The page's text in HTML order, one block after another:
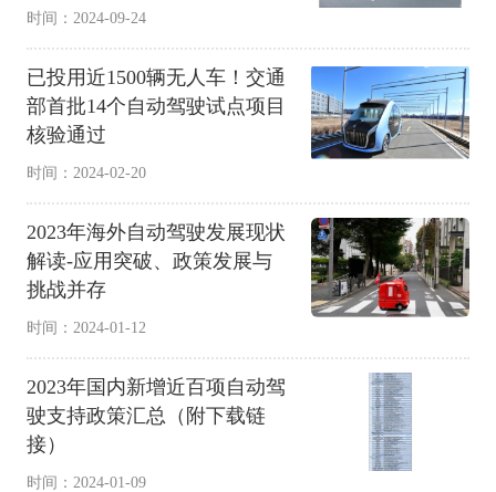
时间：2024-09-24
已投用近1500辆无人车！交通
部首批14个自动驾驶试点项目
核验通过
时间：2024-02-20
2023年海外自动驾驶发展现状
解读-应用突破、政策发展与
挑战并存
时间：2024-01-12
2023年国内新增近百项自动驾
驶支持政策汇总（附下载链
接）
时间：2024-01-09